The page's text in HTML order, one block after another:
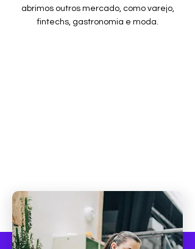
abrimos outros mercado, como varejo,
fintechs, gastronomia e moda.